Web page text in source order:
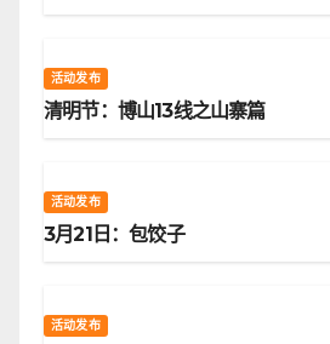
活动发布
清明节：博山13线之山寨篇
活动发布
3月21日：包饺子
活动发布